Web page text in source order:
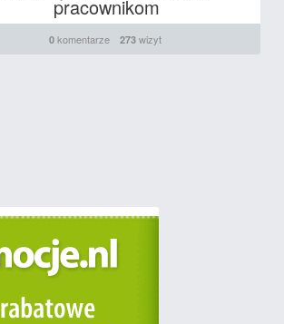
pracownikom
0 komentarze 273 wizyt